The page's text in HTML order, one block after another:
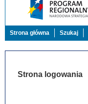
Strona główna Szukaj
Strona logowania